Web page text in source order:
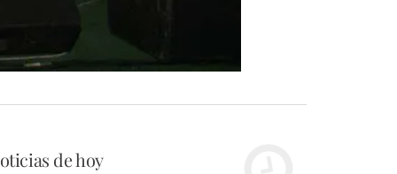
de hoy